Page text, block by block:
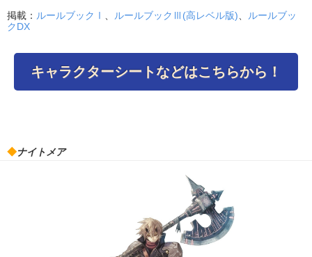
掲載： ルールブックⅠ ルールブックⅢ(高レベル版)
ルールブッ
クDX
キャラクターシートなどはこちらから！
◆ナイトメア